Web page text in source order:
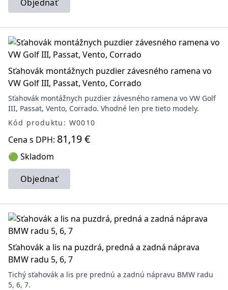
Objednať
Sťahovák montážnych puzdier závesného ramena vo
VW Golf III, Passat, Vento, Corrado
Sťahovák montážnych puzdier závesného ramena vo VW Golf
III, Passat, Vento, Corrado. Vhodné len pre tieto modely.
Kód produktu: W0010
Cena s DPH: 81,19 €
🟢 Skladom
Objednať
Sťahovák a lis na puzdrá, predná a zadná náprava
BMW radu 5, 6, 7
Tichý sťahovák a lis pre prednú a zadnú nápravu BMW radu
5, 6, 7.